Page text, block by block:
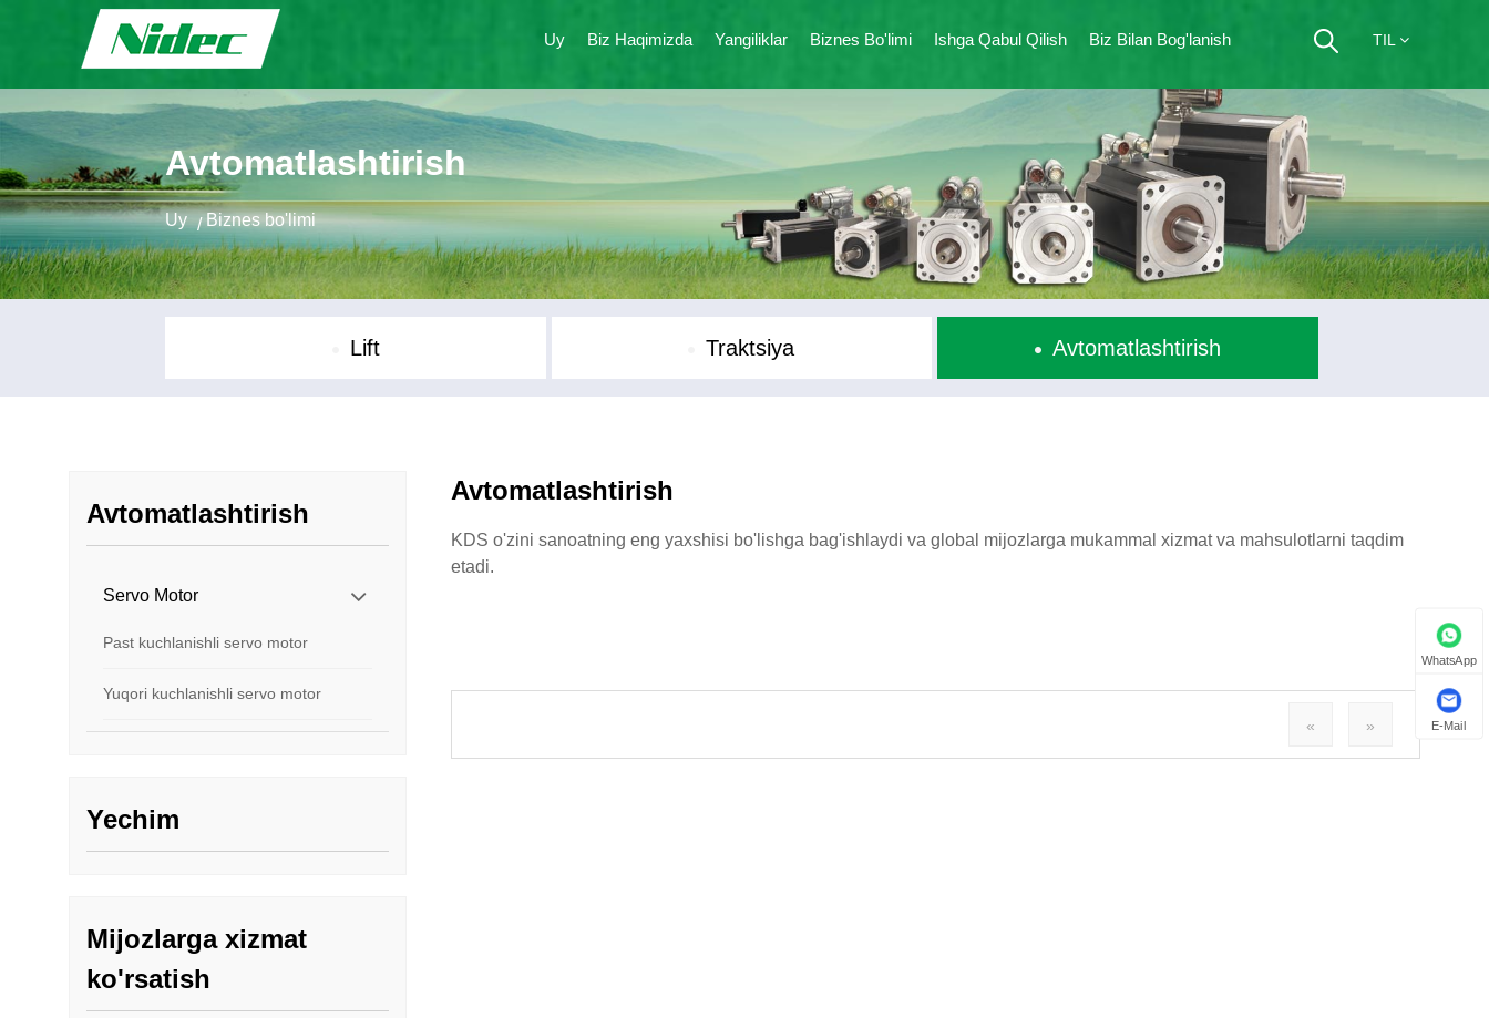
TIL
Uy Biz Haqimizda Yangiliklar Biznes Bo'limi Ishga Qabul Qilish Biz Bilan Bog'lanish
Avtomatlashtirish
Uy /Biznes bo'limi
Lift Traktsiya Avtomatlashtirish
Avtomatlashtirish
Servo Motor
Past kuchlanishli servo motor
Yuqori kuchlanishli servo motor
Yechim
Mijozlarga xizmat
ko'rsatish
Avtomatlashtirish
KDS o'zini sanoatning eng yaxshisi bo'lishga bag'ishlaydi va global mijozlarga mukammal xizmat va mahsulotlarni taqdim
etadi.
« »
WhatsApp
E-Mail